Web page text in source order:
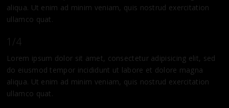
aliqua. Ut enim ad minim veniam, quis nostrud exercitation
ullamco quat.
1/4
Lorem ipsum dolor sit amet, consectetur adipisicing elit, sed
do eiusmod tempor incididunt ut labore et dolore magna
aliqua. Ut enim ad minim veniam, quis nostrud exercitation
ullamco quat.